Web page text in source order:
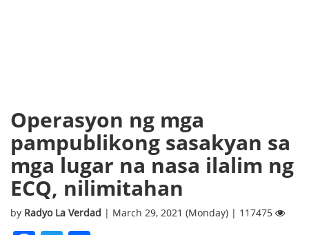
Operasyon ng mga
pampublikong sasakyan sa
mga lugar na nasa ilalim ng
ECQ, nilimitahan
by Radyo La Verdad | March 29, 2021 (Monday) | 117475